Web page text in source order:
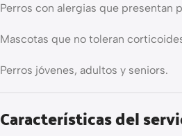
Perros con alergias que presentan
Mascotas que no toleran
Perros jóvenes, adultos y seniors.
Características del